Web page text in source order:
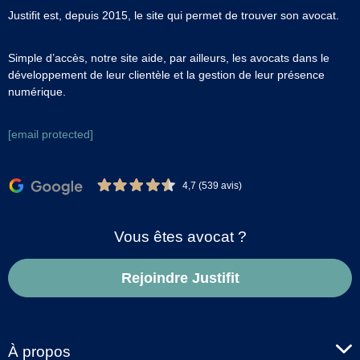
Justifit est, depuis 2015, le site qui permet de trouver son avocat.
Simple d’accès, notre site aide, par ailleurs, les avocats dans le
développement de leur clientèle et la gestion de leur présence
numérique.
[email protected]
4,7 (539 avis)
Vous êtes avocat ?
Rejoindre Justifit
À propos